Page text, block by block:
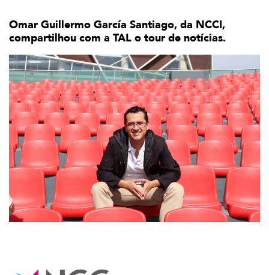
Omar Guillermo García Santiago, da NCCI,
compartilhou com a TAL o tour de notícias.